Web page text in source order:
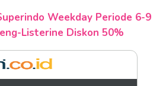
Weekday Periode 6-9
Listerine Diskon 50%